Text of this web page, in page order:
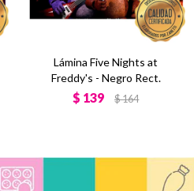
Lámina Five Nights at
Freddy's - Negro Rect.
$ 139 $164